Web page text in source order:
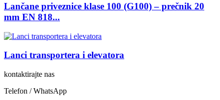
Lančane priveznice klase 100 (G100) – prečnik 20
mm EN 818...
Lanci transportera i elevatora
kontaktirajte nas
Telefon / WhatsApp